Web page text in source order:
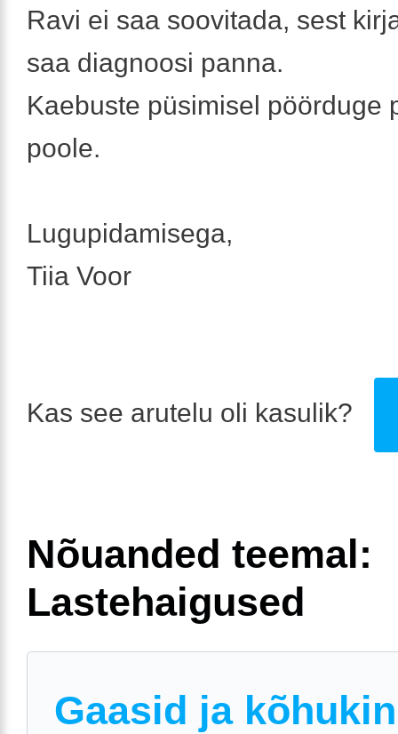
Ravi ei saa soovitada, sest
saa diagnoosi panna.
Kaebuste püsimisel pöörduge
poole.
Lugupidamisega,
Tiia Voor
Kas see arutelu oli kasulik?
Nõuanded teemal:
Lastehaigused
Gaasid ja